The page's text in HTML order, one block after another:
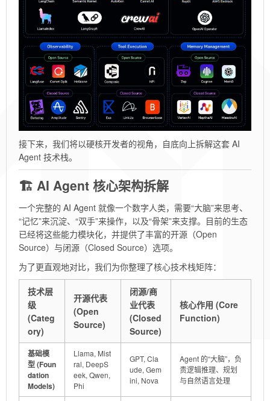
接下来，我们将以硬核开发者的视角，自底向上拆解这套 AI
Agent 技术栈。
🏗️ AI Agent 核心架构拆解
一个完整的 AI Agent 就像一个数字人类，需要“大脑”来思考、
“记忆”来沉淀、“双手”来操作，以及“骨架”来支撑。目前的生态
已经将这些能力模块化，并提供了丰富的开源（Open
Source）与闭源（Closed Source）选项。
为了更直观地对比，我们为你整理了核心技术栈矩阵：
技术层
级
(Categ
ory)
开源代表
(Open
Source)
闭源/商
业代表
(Closed
Source)
核心作用 (Core
Function)
基础模
型 (Foun
dation
Models)
Llama, Mist
ral, DeepS
eek, Qwen,
Phi
GPT, Cla
ude, Gem
ini, Nova
Agent 的“大脑”，负
责逻辑推理、规划
与自然语言处理